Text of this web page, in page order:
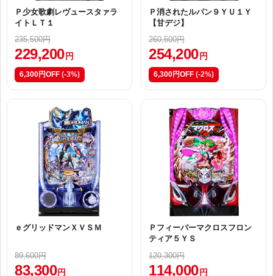
Ｐ少女歌劇レヴュースタァラ
イトＬＴ１
235,500円
229,200 円
6,300円OFF (-3%)
Ｐ消されたルパン９ＹＵ１Ｙ
【甘デジ】
260,500円
254,200 円
6,300円OFF (-2%)
ｅグリッドマンＸＶＳＭ
89,600円
83,300 円
Ｐフィーバーマクロスフロン
ティア５ＹＳ
120,300円
114,000 円